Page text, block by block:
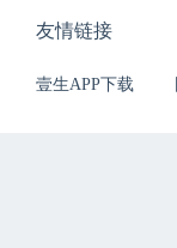
友情链接
壹生APP下载